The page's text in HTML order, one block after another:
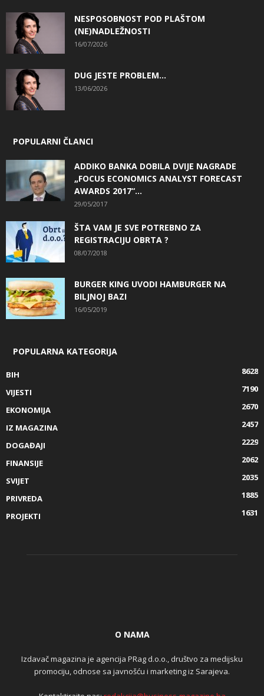
NESPOSOBNOST POD PLAŠTOM
(NE)NADLEŽNOSTI
16/07/2026
DUG JESTE PROBLEM…
13/06/2026
POPULARNI ČLANCI
ADDIKO BANKA DOBILA DVIJE NAGRADE
„FOCUS ECONOMICS ANALYST FORECAST
AWARDS 2017“...
29/05/2017
ŠTA VAM JE SVE POTREBNO ZA
REGISTRACIJU OBRTA ?
08/07/2018
BURGER KING UVODI HAMBURGER NA
BILJNOJ BAZI
16/05/2019
POPULARNA KATEGORIJA
BIH
8628
VIJESTI
7190
EKONOMIJA
2670
IZ MAGAZINA
2457
DOGAĐAJI
2229
FINANSIJE
2062
SVIJET
2035
PRIVREDA
1885
PROJEKTI
1631
O NAMA
Izdavač magazina je agencija PRag d.o.o., društvo za medijsku
promociju, odnose sa javnošću i marketing iz Sarajeva.